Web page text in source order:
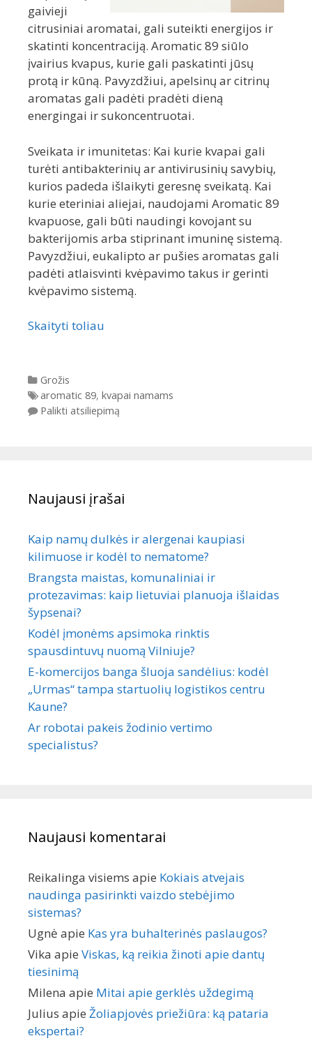
gaivieji
citrusiniai aromatai, gali suteikti energijos ir
skatinti koncentraciją. Aromatic 89 siūlo
įvairius kvapus, kurie gali paskatinti jūsų
protą ir kūną. Pavyzdžiui, apelsinų ar citrinų
aromatas gali padėti pradėti dieną
energingai ir sukoncentruotai.
Sveikata ir imunitetas: Kai kurie kvapai gali
turėti antibakterinių ar antivirusinių savybių,
kurios padeda išlaikyti geresnę sveikatą. Kai
kurie eteriniai aliejai, naudojami Aromatic 89
kvapuose, gali būti naudingi kovojant su
bakterijomis arba stiprinant imuninę sistemą.
Pavyzdžiui, eukalipto ar pušies aromatas gali
padėti atlaisvinti kvėpavimo takus ir gerinti
kvėpavimo sistemą.
Skaityti toliau
Kategorijos
Grožis
Gairės
aromatic 89, kvapai namams
Palikti atsiliepimą
Naujausi įrašai
Kaip namų dulkės ir alergenai kaupiasi
kilimuose ir kodėl to nematome?
Brangsta maistas, komunaliniai ir
protezavimas: kaip lietuviai planuoja išlaidas
šypsenai?
Kodėl įmonėms apsimoka rinktis
spausdintuvų nuomą Vilniuje?
E-komercijos banga šluoja sandėlius: kodėl
„Urmas“ tampa startuolių logistikos centru
Kaune?
Ar robotai pakeis žodinio vertimo
specialistus?
Naujausi komentarai
Reikalinga visiems apie Kokiais atvejais
naudinga pasirinkti vaizdo stebėjimo
sistemas?
Ugnė apie Kas yra buhalterinės paslaugos?
Vika apie Viskas, ką reikia žinoti apie dantų
tiesinimą
Milena apie Mitai apie gerklės uždegimą
Julius apie Žoliapjovės priežiūra: ką pataria
ekspertai?